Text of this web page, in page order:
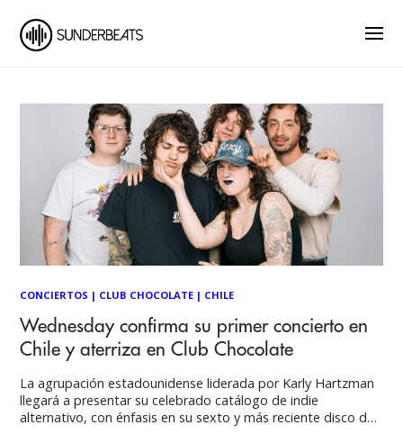
CONCIERTOS | CLUB CHOCOLATE | CHILE
Wednesday confirma su primer concierto en
Chile y aterriza en Club Chocolate
La agrupación estadounidense liderada por Karly Hartzman
llegará a presentar su celebrado catálogo de indie
alternativo, con énfasis en su sexto y más reciente disco de